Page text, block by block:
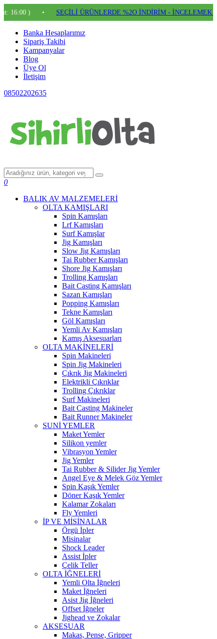
) • SEÇİLİ ÜRÜNLERDE %2O İNDİRİM - İNCELEMEK İÇİN
Banka Hesaplarımız
Sipariş Takibi
Kampanyalar
Blog
Üye Ol
İletişim
08502202635
0
BALIK AV MALZEMELERİ
OLTA KAMIŞLARI
Spin Kamışları
Lrf Kamışları
Surf Kamışlar
Jig Kamışları
Slow Jig Kamışları
Tai Rubber Kamışları
Shore Jig Kamışları
Trolling Kamışları
Bait Casting Kamışları
Sazan Kamışları
Popping Kamışları
Tekne Kamışları
Göl Kamışları
Yemli Av Kamışları
Kamış Aksesuarları
OLTA MAKİNELERİ
Spin Makineleri
Spin Jig Makineleri
Çıkrık Jig Makineleri
Elektrikli Çıkrıklar
Trolling Çıkrıklar
Surf Makineleri
Bait Casting Makineler
Bait Runner Makineler
SUNİ YEMLER
Maket Yemler
Silikon yemler
Vibrasyon Yemler
Jig Yemler
Tai Rubber & Silider Jig Yemler
Angel Eye & Melek Göz Yemler
Spin Kaşık Yemler
Döner Kaşık Yemler
Kalamar Zokaları
Fly Yemleri
İP VE MİSİNALAR
Örgü İpler
Misinalar
Shock Leader
Assist İpler
Çelik Teller
OLTA İĞNELERİ
Yemli Olta İğneleri
Maket İğneleri
Asist Jig İğneleri
Offset İğneler
Jighead ve Zokalar
AKSESUAR
Makas, Pense, Gripper